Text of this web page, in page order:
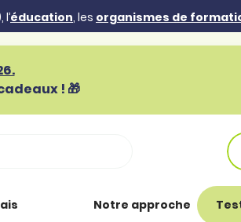
l’éducation, les organismes de
! 🎁
Notre approche